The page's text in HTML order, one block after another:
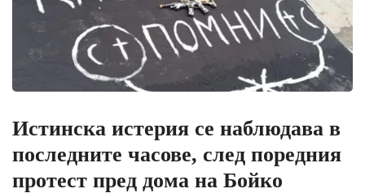
Истинска истерия се наблюдава в
последните часове, след поредния
протест пред дома на Бойко